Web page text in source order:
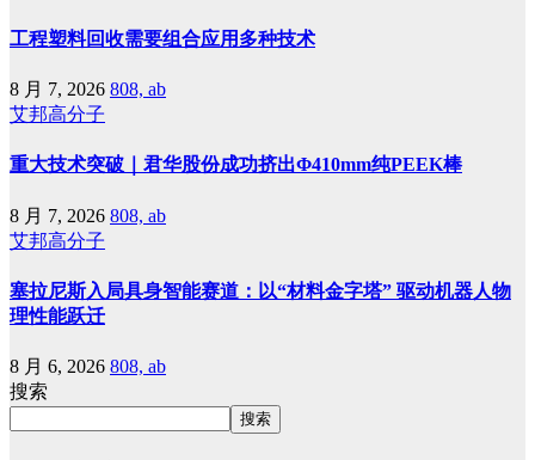
工程塑料回收需要组合应用多种技术
8 月 7, 2026 808, ab
艾邦高分子
重大技术突破｜君华股份成功挤出Φ410mm纯PEEK棒
8 月 7, 2026 808, ab
艾邦高分子
塞拉尼斯入局具身智能赛道：以“材料金字塔” 驱动机器人物
理性能跃迁
8 月 6, 2026 808, ab
搜索
搜索